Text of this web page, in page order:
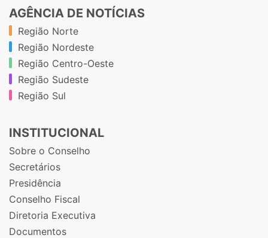
AGÊNCIA DE NOTÍCIAS
Região Norte
Região Nordeste
Região Centro-Oeste
Região Sudeste
Região Sul
INSTITUCIONAL
Sobre o Conselho
Secretários
Presidência
Conselho Fiscal
Diretoria Executiva
Documentos